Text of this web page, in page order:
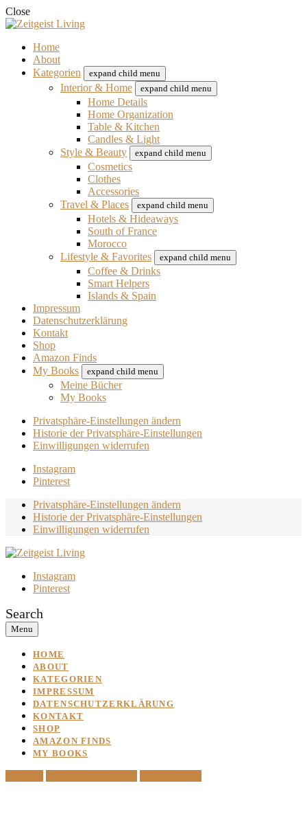
Close
Home
About
Kategorien
expand child menu
Interior & Home expand child menu
Home Details
Home Organization
Table & Kitchen
Candles & Light
Style & Beauty
expand child menu
Cosmetics
Clothes
Accessories
Travel & Places
expand child menu
Hotels & Hideaways
South of France
Morocco
Lifestyle & Favorites
expand child menu
Coffee & Drinks
Smart Helpers
Islands & Spain
Impressum
Datenschutzerklärung
Kontakt
Shop
Amazon Finds
My Books
expand child menu
Meine Bücher
My Books
Privatsphäre-Einstellungen ändern
Historie der Privatsphäre-Einstellungen
Einwilligungen widerrufen
Instagram
Pinterest
Privatsphäre-Einstellungen ändern
Historie der Privatsphäre-Einstellungen
Einwilligungen widerrufen
Instagram
Pinterest
Search
Menu
HOME
ABOUT
KATEGORIEN
IMPRESSUM
DATENSCHUTZERKLÄRUNG
KONTAKT
SHOP
AMAZON FINDS
MY BOOKS